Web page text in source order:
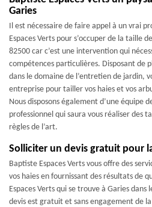
Garies
Il est nécessaire de faire appel à un vrai
Espaces Verts pour s’occuper de la taille
82500 car c’est une intervention qui
compétences particulières. Disposant de
dans le domaine de l’entretien de jardin,
entreprise pour tailler vos haies et vos
Nous disposons également d’une équipe
professionnel qui saura vous réaliser des
règles de l’art.
Solliciter un devis gratuit pour
Baptiste Espaces Verts vous offre des
vos haies en fournissant des résultats de
Espaces Verts qui se trouve à Garies dans
devis est gratuit et sans engagement de